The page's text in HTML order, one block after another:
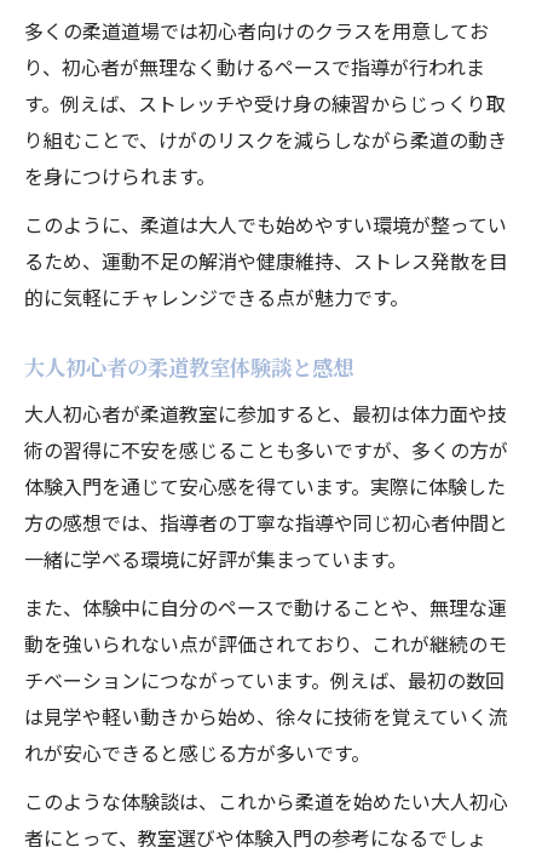
多くの柔道道場では初心者向けのクラスを用意してお
り、初心者が無理なく動けるペースで指導が行われま
す。例えば、ストレッチや受け身の練習からじっくり取
り組むことで、けがのリスクを減らしながら柔道の動き
を身につけられます。
このように、柔道は大人でも始めやすい環境が整ってい
るため、運動不足の解消や健康維持、ストレス発散を目
的に気軽にチャレンジできる点が魅力です。
大人初心者の柔道教室体験談と感想
大人初心者が柔道教室に参加すると、最初は体力面や技
術の習得に不安を感じることも多いですが、多くの方が
体験入門を通じて安心感を得ています。実際に体験した
方の感想では、指導者の丁寧な指導や同じ初心者仲間と
一緒に学べる環境に好評が集まっています。
また、体験中に自分のペースで動けることや、無理な運
動を強いられない点が評価されており、これが継続のモ
チベーションにつながっています。例えば、最初の数回
は見学や軽い動きから始め、徐々に技術を覚えていく流
れが安心できると感じる方が多いです。
このような体験談は、これから柔道を始めたい大人初心
者にとって、教室選びや体験入門の参考になるでしょ